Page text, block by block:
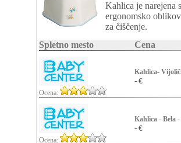
Kahlica je narejena
ergonomsko
za čiščenje.
Spletno mesto
Cena
Ocena:
Kahlica-
- €
Ocena:
Kahlica - Bela
- €